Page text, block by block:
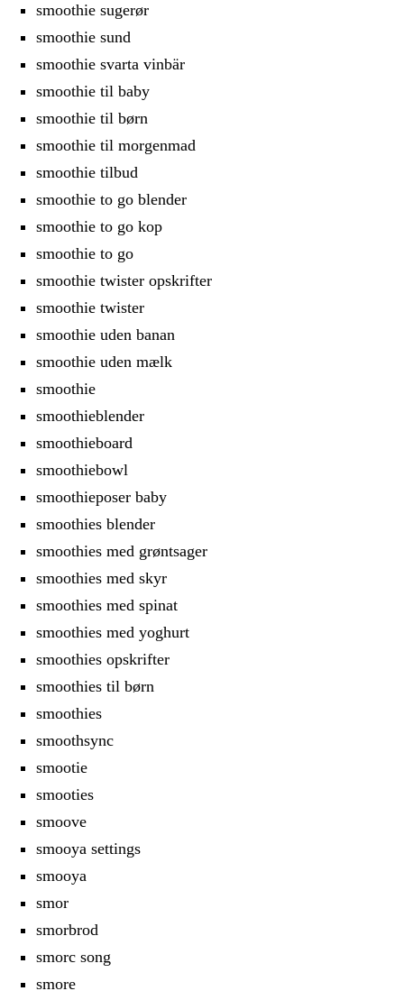
smoothie sugerør
smoothie sund
smoothie svarta vinbär
smoothie til baby
smoothie til børn
smoothie til morgenmad
smoothie tilbud
smoothie to go blender
smoothie to go kop
smoothie to go
smoothie twister opskrifter
smoothie twister
smoothie uden banan
smoothie uden mælk
smoothie
smoothieblender
smoothieboard
smoothiebowl
smoothieposer baby
smoothies blender
smoothies med grøntsager
smoothies med skyr
smoothies med spinat
smoothies med yoghurt
smoothies opskrifter
smoothies til børn
smoothies
smoothsync
smootie
smooties
smoove
smooya settings
smooya
smor
smorbrod
smorc song
smore